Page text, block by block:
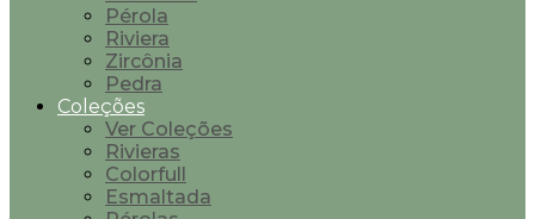
Pérola
Riviera
Zircônia
Pedra
Coleções
Ver Coleções
Rivieras
Colorfull
Esmaltada